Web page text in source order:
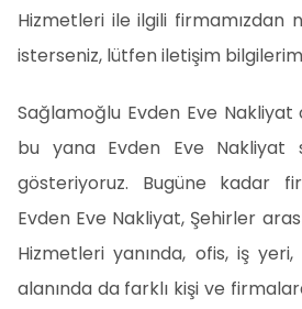
Hizmetleri ile ilgili firmamızdan
isterseniz, lütfen iletişim
Sağlamoğlu Evden Eve Nakliyat
bu yana Evden Eve Nakliyat
gösteriyoruz. Bugüne kadar
Evden Eve Nakliyat, Şehirler
Hizmetleri yanında, ofis, iş yeri,
alanında da farklı kişi ve